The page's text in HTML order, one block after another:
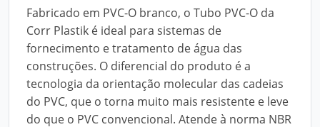
Fabricado em PVC-O branco, o Tubo PVC-O da
Corr Plastik é ideal para sistemas de
fornecimento e tratamento de água das
construções. O diferencial do produto é a
tecnologia da orientação molecular das cadeias
do PVC, que o torna muito mais resistente e leve
do que o PVC convencional. Atende à norma NBR